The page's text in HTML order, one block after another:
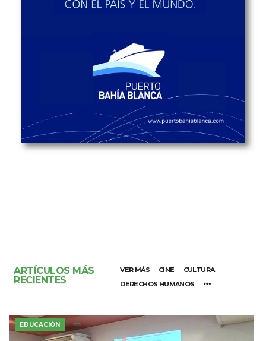
ARTÍCULOS MÁS
RECIENTES
VER MÁS CINE
CULTURA
DERECHOS HUMANOS
EDUCACIÓN